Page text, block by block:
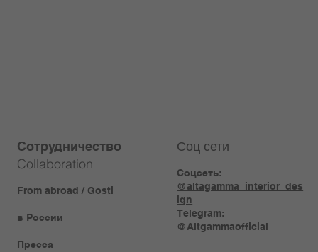
Сотрудничество
Collaboration
From abroad / Gosti
в России
Пресса
Соц сети
Соцсеть:
@altagamma_interior_des
ign
Telegram:
@Altgammaofficial